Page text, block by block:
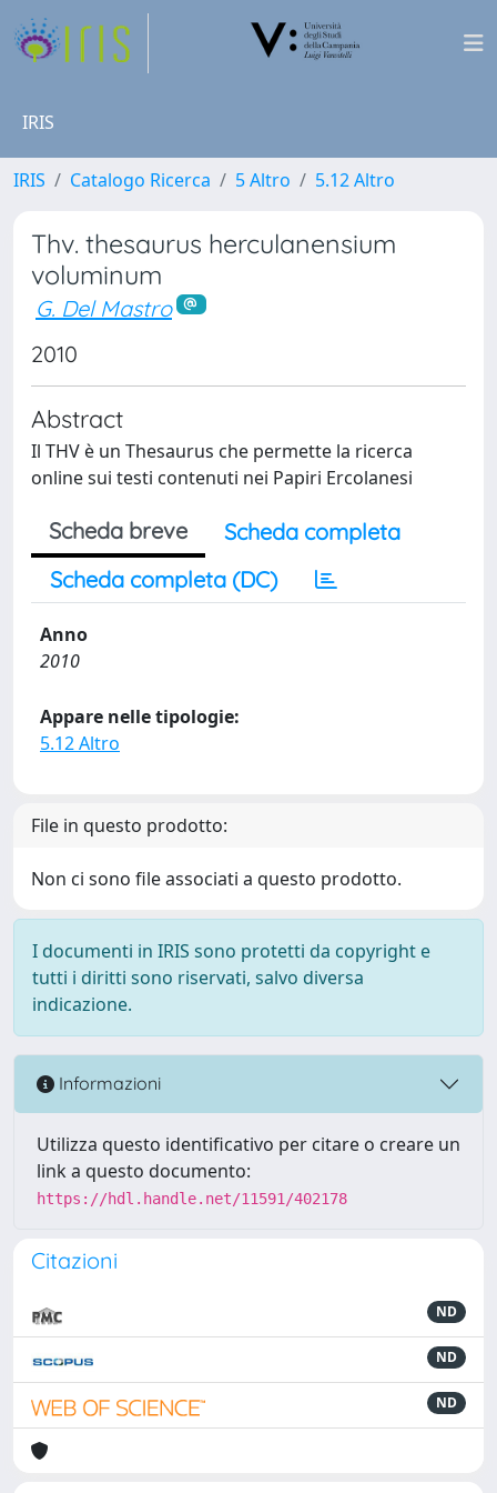
IRIS
IRIS Catalogo Ricerca 5 Altro 5.12 Altro
Thv. thesaurus herculanensium
voluminum
G. Del Mastro
2010
Abstract
Il THV è un Thesaurus che permette la ricerca
online sui testi contenuti nei Papiri Ercolanesi
Scheda breve
Scheda completa
Scheda completa (DC)
Anno
2010
Appare nelle tipologie:
5.12 Altro
File in questo prodotto:
Non ci sono file associati a questo prodotto.
I documenti in IRIS sono protetti da copyright e
tutti i diritti sono riservati, salvo diversa
indicazione.
Informazioni
Utilizza questo identificativo per citare o creare un
link a questo documento:
https://hdl.handle.net/11591/402178
Citazioni
ND
ND
ND